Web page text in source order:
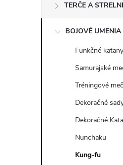
p
TERČE A
BOJOVÉ UMENIA
Funkčné
Samurajské
Tréningové
Dekoračné
Dekoračné
Nunchaku
Kung-fu